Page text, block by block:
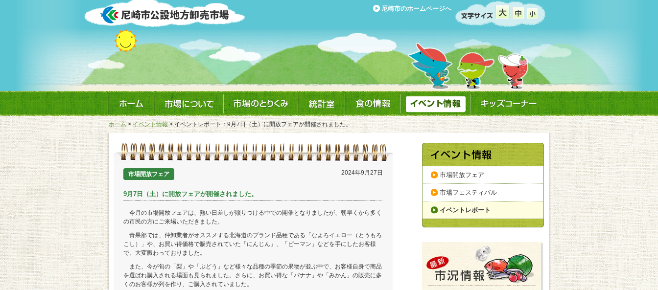
尼崎市のホームページへ
ホーム> イベント情報> イベントレポート：9月7日（土）に開放フェアが開催されました。
市場開放フェア
市場フェスティバル
イベントレポート
市場開放フェア 2024年9月27日
9月7日（土）に開放フェアが開催されました。
今月の市場開放フェアは、熱い日差しが照りつける中での開催となりましたが、朝早くから多く
の市民の方にご来場いただきました。
青果部では、仲卸業者がオススメする北海道のブランド品種である「なよろイエロー（とうもろ
こし）」や、お買い得価格で販売されていた「にんじん」、「ピーマン」などを手にしたお客様
で、大変賑わっておりました。
また、今が旬の「梨」や「ぶどう」など様々な品種の季節の果物が並ぶ中で、お客様自身で商品
を選ばれ購入される場面も見られました。さらに、お買い得な「バナナ」や「みかん」の販売に多
くのお客様が列を作り、ご購入されていました。